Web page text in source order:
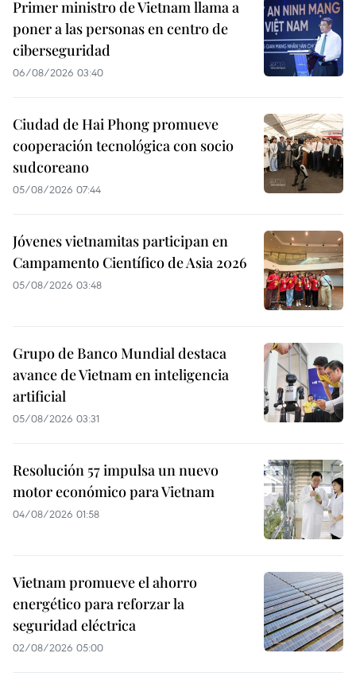
Primer ministro de Vietnam llama a
poner a las personas en centro de
ciberseguridad
06/08/2026 03:40
Ciudad de Hai Phong promueve
cooperación tecnológica con socio
sudcoreano
05/08/2026 07:44
Jóvenes vietnamitas participan en
Campamento Científico de Asia 2026
05/08/2026 03:48
Grupo de Banco Mundial destaca
avance de Vietnam en inteligencia
artificial
05/08/2026 03:31
Resolución 57 impulsa un nuevo
motor económico para Vietnam
04/08/2026 01:58
Vietnam promueve el ahorro
energético para reforzar la
seguridad eléctrica
02/08/2026 05:00